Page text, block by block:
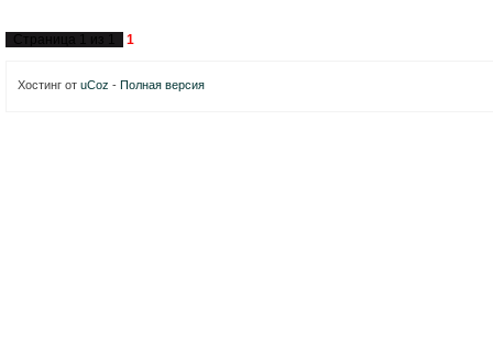
Страница 1 из 1 1
Хостинг от uCoz - Полная версия